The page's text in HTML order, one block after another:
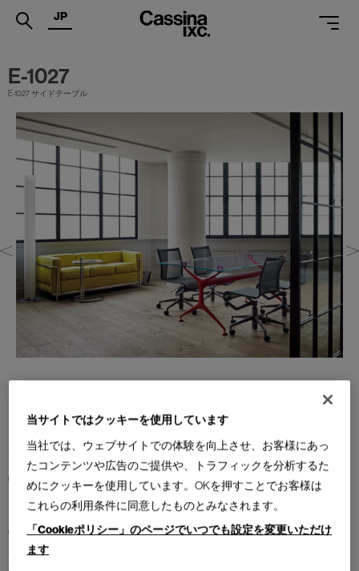
.
PRODUCTS
SERVICES
PROJECTS
MAGAZINE
SHOPS
CATALOGUES
ONLINE STORE お問合せ
JP
E-1027
E-1027 サイドテーブル
1879年アイルランドに生まれた女流デザイナー、アイリーン・グレイの作
品です。南仏ロクブリュンヌの海岸にある「E‐1027、海辺の家」と題され
たリゾートハウスのためにデザインされたサイドテーブル。6mmのガラ
スの天板とスティールパイプで構成され、テーブルトップの高さは
546mm〜956mmまで調節可能。リビング・ダイニングに限らず用途は幅
広く、リゾートハウスではベッドサイドでの朝食用テーブルとして使わ
れていました。
当サイトではクッキーを使用しています
当社では、ウェブサイトでの体験を向上させ、お客様にあっ
たコンテンツや広告のご提供や、トラフィックを分析するた
めにクッキーを使用しています。OKを押すことでお客様は
これらの利用条件に同意したものとみなされます。
「Cookieポリシー」のページでいつでも設定を変更いただけ
ます